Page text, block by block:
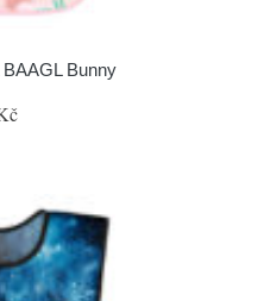
Bunny